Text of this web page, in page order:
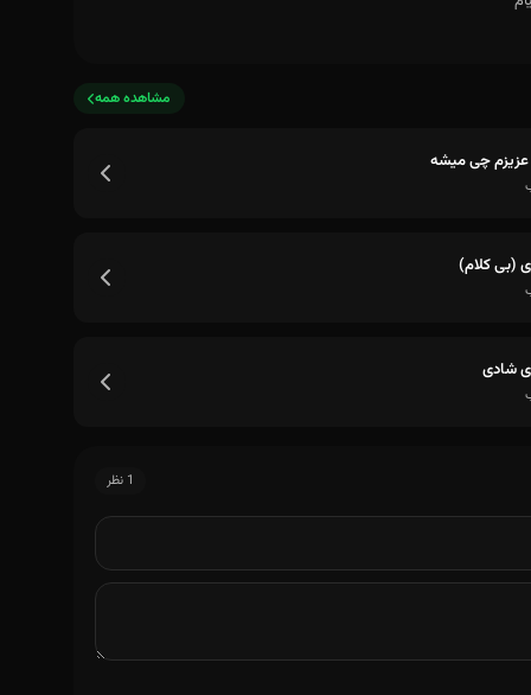
مشاهده همه
عزیزم چی میشه
(بی کلام)
شادی
1 نظر